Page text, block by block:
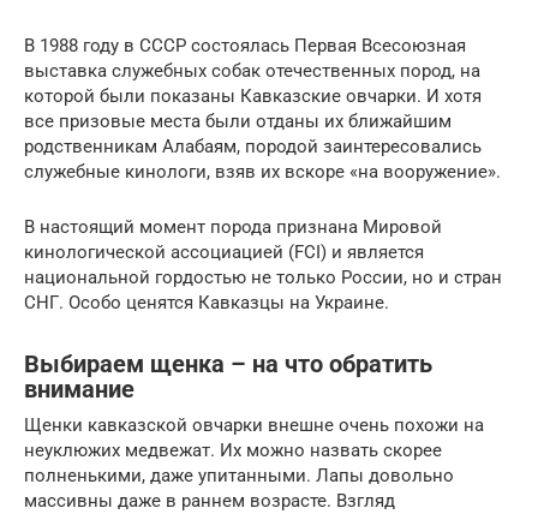
В 1988 году в СССР состоялась Первая Всесоюзная
выставка служебных собак отечественных пород, на
которой были показаны Кавказские овчарки. И хотя
все призовые места были отданы их ближайшим
родственникам Алабаям, породой заинтересовались
служебные кинологи, взяв их вскоре «на вооружение».
В настоящий момент порода признана Мировой
кинологической ассоциацией (FCI) и является
национальной гордостью не только России, но и стран
СНГ. Особо ценятся Кавказцы на Украине.
Выбираем щенка – на что обратить
внимание
Щенки кавказской овчарки внешне очень похожи на
неуклюжих медвежат. Их можно назвать скорее
полненькими, даже упитанными. Лапы довольно
массивны даже в раннем возрасте. Взгляд